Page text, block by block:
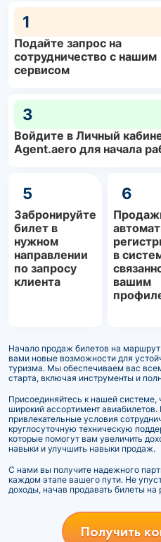
1
Подайте запрос на
сотрудничество с нашим
сервисом
3
Войдите в Личный
Agent.aero для начала
5
Забронируйте
билет в
нужном
направлении
по запросу
клиента
6
в
вашим
Начало продаж билетов на
вами новые возможности для
туризма. Мы обеспечиваем вас
старта, включая инструменты и
Присоединяйтесь к нашей
широкий ассортимент
привлекательные условия
круглосуточную техническую
которые помогут вам увеличить
навыки и улучшить навыки продаж.
С нами вы получите надежного
каждом этапе вашего пути. Не
доходы, начав продавать билеты
Получить